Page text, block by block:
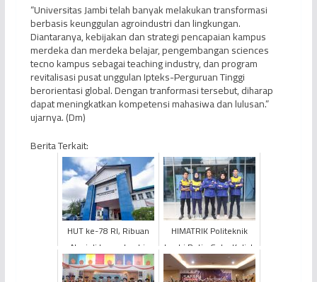
“Universitas Jambi telah banyak melakukan transformasi
berbasis keunggulan agroindustri dan lingkungan.
Diantaranya, kebijakan dan strategi pencapaian kampus
merdeka dan merdeka belajar, pengembangan sciences
tecno kampus sebagai teaching industry, dan program
revitalisasi pusat unggulan Ipteks-Perguruan Tinggi
berorientasi global. Dengan tranformasi tersebut, diharap
dapat meningkatkan kompetensi mahasiwa dan lulusan.”
ujarnya. (Dm)
Berita Terkait:
HUT ke-78 RI, Ribuan
Napi di Lapas Jambi
Peroleh Usulan Remisi
HIMATRIK Politeknik
Jambi Rutin Gelar Kuliah
Lapangan